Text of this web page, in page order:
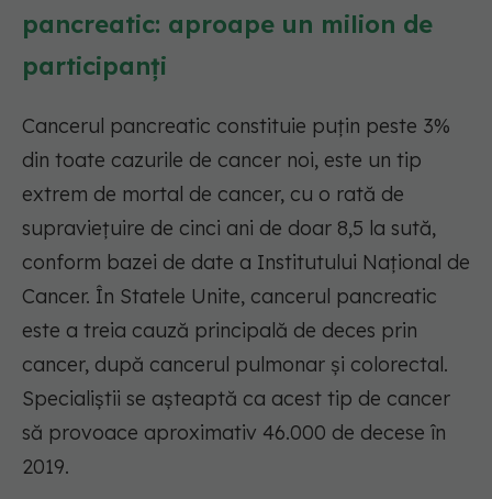
pancreatic: aproape un milion de
participanți
Cancerul pancreatic constituie puțin peste 3%
din toate cazurile de cancer noi, este un tip
extrem de mortal de cancer, cu o rată de
supraviețuire de cinci ani de doar 8,5 la sută,
conform bazei de date a Institutului Național de
Cancer. În Statele Unite, cancerul pancreatic
este a treia cauză principală de deces prin
cancer, după cancerul pulmonar și colorectal.
Specialiștii se așteaptă ca acest tip de cancer
să provoace aproximativ 46.000 de decese în
2019.